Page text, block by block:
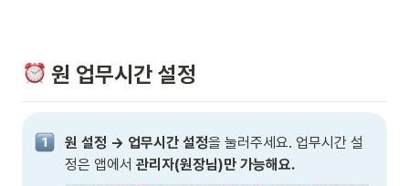
원 업무시간 설정
원 설정 → 업무시간 설정을 눌러주세요. 업무시간 설
정은 앱에서 관리자(원장님)만 가능해요.